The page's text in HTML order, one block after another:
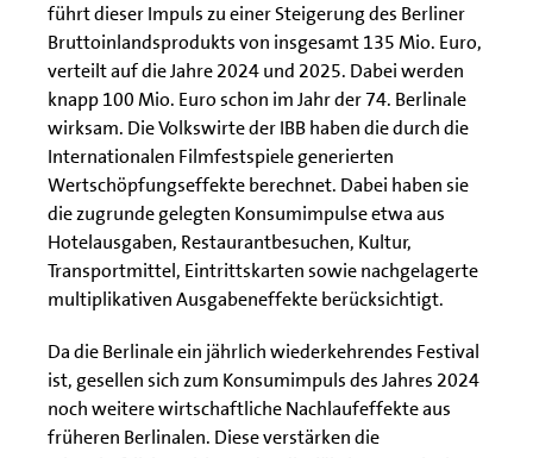
führt dieser Impuls zu einer Steigerung des Berliner
Bruttoinlandsprodukts von insgesamt 135 Mio. Euro,
verteilt auf die Jahre 2024 und 2025. Dabei werden
knapp 100 Mio. Euro schon im Jahr der 74. Berlinale
wirksam. Die Volkswirte der IBB haben die durch die
Internationalen Filmfestspiele generierten
Wertschöpfungseffekte berechnet. Dabei haben sie
die zugrunde gelegten Konsumimpulse etwa aus
Hotelausgaben, Restaurantbesuchen, Kultur,
Transportmittel, Eintrittskarten sowie nachgelagerte
multiplikativen Ausgabeneffekte berücksichtigt.
Da die Berlinale ein jährlich wiederkehrendes Festival
ist, gesellen sich zum Konsumimpuls des Jahres 2024
noch weitere wirtschaftliche Nachlaufeffekte aus
früheren Berlinalen. Diese verstärken die